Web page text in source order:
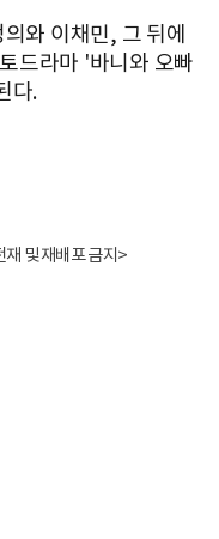
와 이채민, 그 뒤에
드라마 '바니와 오빠
다.
및 재배포 금지>